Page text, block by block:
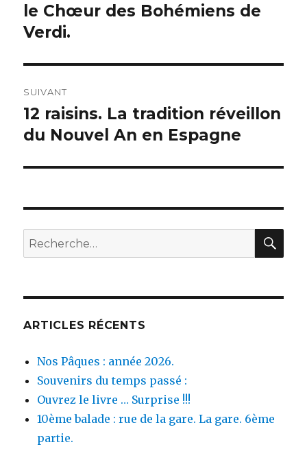
l’article
précédente :
le Chœur des Bohémiens de
Verdi.
SUIVANT
Publication
suivante :
12 raisins. La tradition réveillon
du Nouvel An en Espagne
Recherche
pour :
ARTICLES RÉCENTS
Nos Pâques : année 2026.
Souvenirs du temps passé :
Ouvrez le livre … Surprise !!!
10ème balade : rue de la gare. La gare. 6ème
partie.